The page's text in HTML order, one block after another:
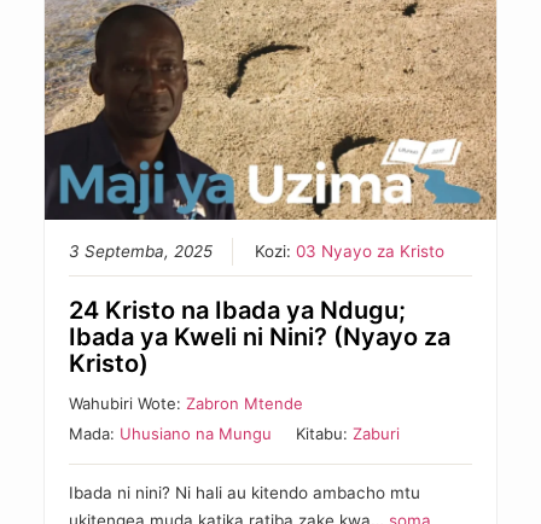
3 Septemba, 2025 Kozi:03 Nyayo za Kristo
24 Kristo na Ibada ya Ndugu;
Ibada ya Kweli ni Nini? (Nyayo za
Kristo)
Wahubiri Wote:Zabron Mtende
Mada: Uhusiano na Mungu Kitabu:Zaburi
Ibada ni nini? Ni hali au kitendo ambacho mtu
ukitengea muda katika ratiba zake kwa…soma